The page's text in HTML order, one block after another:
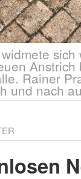
Rainer
und nach